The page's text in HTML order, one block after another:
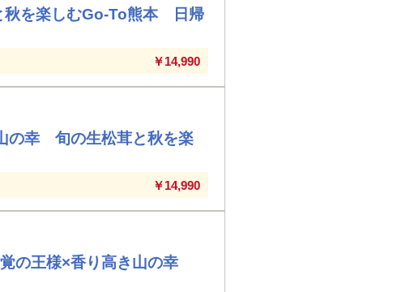
秋を楽しむGo-To熊本 日帰
￥14,990
の幸 旬の生松茸と秋を楽
￥14,990
覚の王様×香り高き山の幸